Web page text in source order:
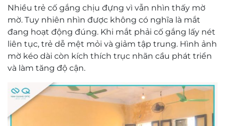
Nhiều trẻ cố gắng chịu đựng vì vẫn nhìn thấy mờ
mờ. Tuy nhiên nhìn được không có nghĩa là mắt
đang hoạt động đúng. Khi mắt phải cố gắng lấy nét
liên tục, trẻ dễ mệt mỏi và giảm tập trung. Hình ảnh
mờ kéo dài còn kích thích trục nhãn cầu phát triển
và làm tăng độ cận.